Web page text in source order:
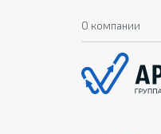
О компании